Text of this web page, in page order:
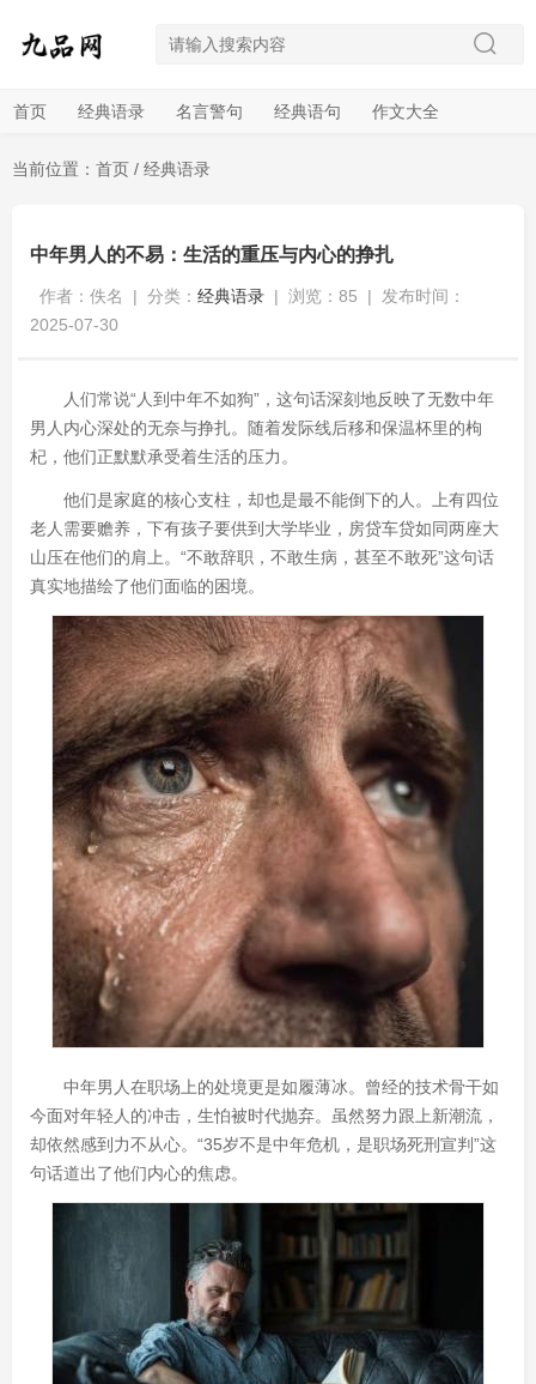
首页 经典语录 名言警句 经典语句 作文大全
当前位置： 首页 / 经典语录
中年男人的不易：生活的重压与内心的挣扎
作者：佚名 | 分类： 经典语录 | 浏览：85 |
发布时间：
2025-07-30
人们常说“人到中年不如狗”，这句话深刻地反映了无数中年
男人内心深处的无奈与挣扎。随着发际线后移和保温杯里的枸
杞，他们正默默承受着生活的压力。
他们是家庭的核心支柱，却也是最不能倒下的人。上有四位
老人需要赡养，下有孩子要供到大学毕业，房贷车贷如同两座大
山压在他们的肩上。“不敢辞职，不敢生病，甚至不敢死”这句话
真实地描绘了他们面临的困境。
中年男人在职场上的处境更是如履薄冰。曾经的技术骨干如
今面对年轻人的冲击，生怕被时代抛弃。虽然努力跟上新潮流，
却依然感到力不从心。“35岁不是中年危机，是职场死刑宣判”这
句话道出了他们内心的焦虑。